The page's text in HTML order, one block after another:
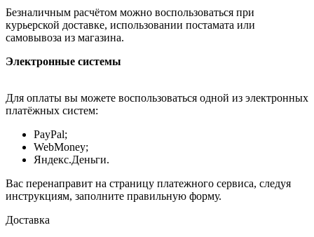
Безналичным расчётом можно воспользоваться при
курьерской доставке, использовании постамата или
самовывоза из магазина.
Электронные системы
Для оплаты вы можете воспользоваться одной из электронных
платёжных систем:
PayPal;
WebMoney;
Яндекс.Деньги.
Вас перенаправит на страницу платежного сервиса, следуя
инструкциям, заполните правильную форму.
Доставка